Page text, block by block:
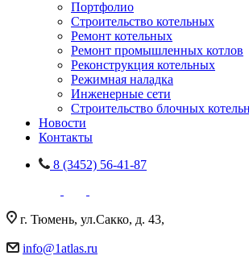
Портфолио
Строительство котельных
Ремонт котельных
Ремонт промышленных котлов
Реконструкция котельных
Режимная наладка
Инженерные сети
Строительство блочных
Новости
Контакты
8 (3452) 56-41-87
г. Тюмень, ул.Сакко, д. 43,
info@1atlas.ru